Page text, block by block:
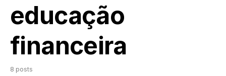
educação
financeira
8 posts